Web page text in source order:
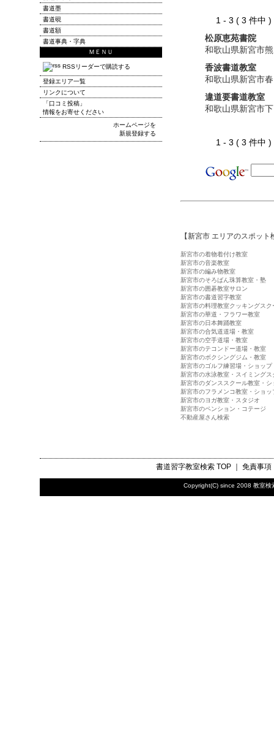
1 - 3 ( 3 件
松原恵苑書院
和歌山県新宮市
香波書道教室
和歌山県新宮市
違道要書道教室
和歌山県新宮市
1 - 3 ( 3 件
【新宮市 エリアのスポット
新宮市の着物着付け教室
新宮市の音楽教室
新宮市の編み物教室
新宮市のそろばん珠算教室・塾
新宮市の囲碁教室サロン
新宮市の書道習字教室
新宮市の料理教室クッキングスク
新宮市の華道・フラワー教室
新宮市の日本舞踊教室
新宮市の合気道道場・教室
新宮市の空手道場・教室
新宮市のテコンドー道場・教室
新宮市のボクシングジム・教室
新宮市のゴルフ練習場・ショップ
新宮市の水泳教室・スイミングス
新宮市のダンススクール教室・シ
新宮市のフラメンコ教室・ショッ
新宮市のヨガ教室・スタジオ
新宮市のペンション・コテージ
不動産屋さん検索
書道墨
書道硯
書道額
書道事典・字典
ＭＥＮＵ
RSSリーダーで購読する
登録エリア一覧
リンクについて
「口コミ投稿」
情報をお寄せください
ホームページを
新規登録する
書道習字教室検索TOP ｜ 免責事項
Copyright(C) since 2008 教室検